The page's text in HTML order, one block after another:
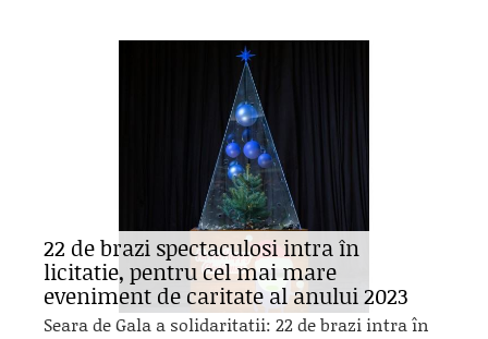
22 de brazi spectaculosi intra în
licitatie, pentru cel mai mare
eveniment de caritate al anului 2023
Seara de Gala a solidaritatii: 22 de brazi intra în